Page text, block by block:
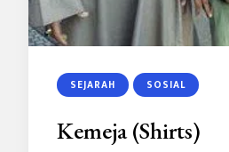
SEJARAH SOSIAL
Kemeja (Shirts)